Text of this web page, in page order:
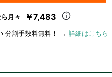
月々 ￥7,483
分割手数料無料！ → 詳細はこちら